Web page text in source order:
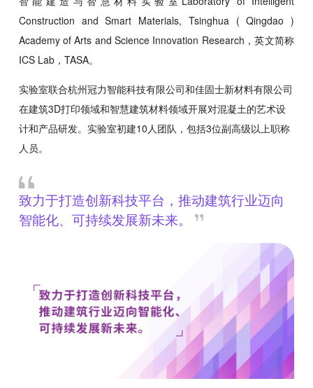
Construction and Smart Materials, Tsinghua ( Qingdao )
Academy of Arts and Science Innovation Research，英文简称
ICS Lab，TASA。
实验室联合杭州冠力智能科技有限公司和佳固士新材料有限公司
在建筑3D打印领域和智慧建筑材料领域开展对混凝土的艺术设
计和产品研发。实验室初建10人团队，包括3位副高级以上职称
人员。
致力于打造创新科技平台，推动建筑行业迈向
智能化、可持续发展新未来。